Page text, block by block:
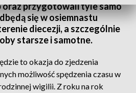
oraz przygotowali tyle samo
się w osiemnastu
diecezji, a szczególnie
starsze i samotne.
to okazja do zjedzenia
możliwość spędzenia czasu w
wigilii. Z roku na rok